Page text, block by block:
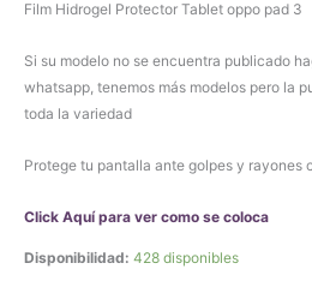
Film Hidrogel Protector Tablet oppo pad 3
Si su modelo no se encuentra publicado
whatsapp, tenemos más modelos pero la
toda la variedad
Protege tu pantalla ante golpes y rayones
Click Aquí para ver como se coloca
Disponibilidad: 428 disponibles